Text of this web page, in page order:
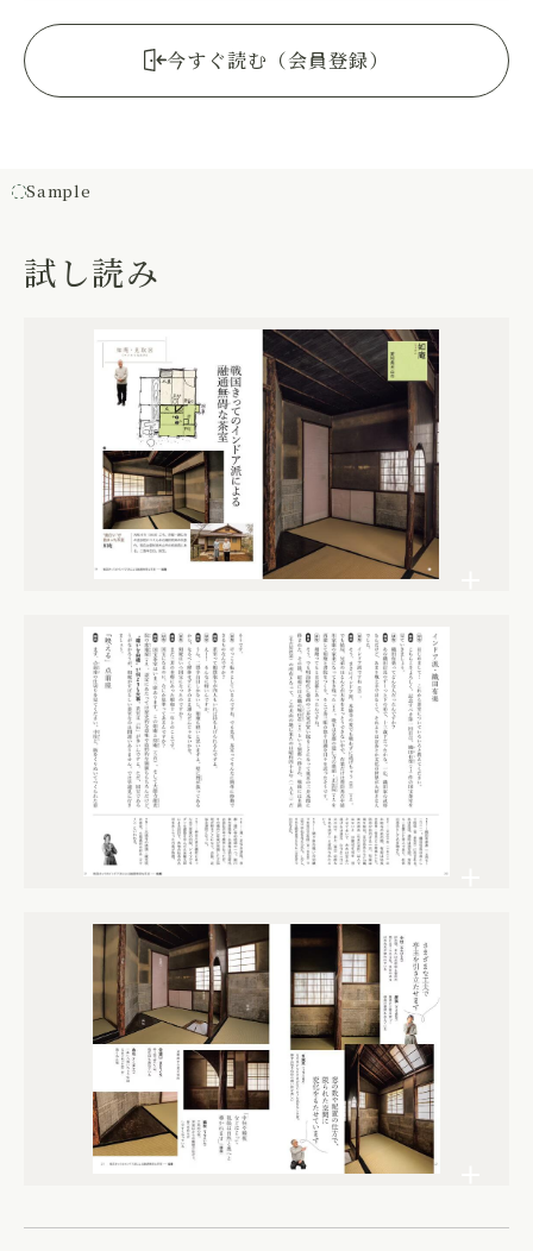
今すぐ読む（会員登録）
Sample
試し読み